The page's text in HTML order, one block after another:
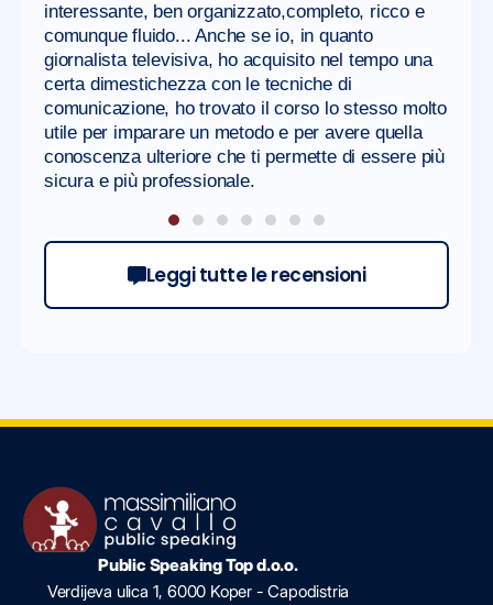
interessante, ben organizzato,completo, ricco e
comunque fluido... Anche se io, in quanto
giornalista televisiva, ho acquisito nel tempo una
certa dimestichezza con le tecniche di
comunicazione, ho trovato il corso lo stesso molto
utile per imparare un metodo e per avere quella
conoscenza ulteriore che ti permette di essere più
sicura e più professionale.
Leggi tutte le recensioni
Public Speaking Top d.o.o.
Verdijeva ulica 1, 6000 Koper - Capodistria